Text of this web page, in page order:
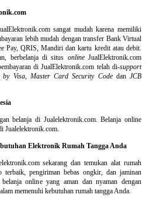
sangat mudah karena memiliki
lebih mudah dengan transfer Bank Virtual
Pay, QRIS, Mandiri dan kartu kredit atau debit.
berbelanja di situs onlineJualElektronik.com
di JualElektronik.com telah di-support
by Visa, Master Card Security Codedan JCB
belanja di Jualelektronik.com. Belanja online
Jualelektronik.com.
Elektronik Rumah Tangga Anda
sekarang dan temukan alat rumah
pengiriman bebas ongkir, dan jaminan
online yang aman dan nyaman dengan
memenuhi kebutuhan rumah tangga Anda.